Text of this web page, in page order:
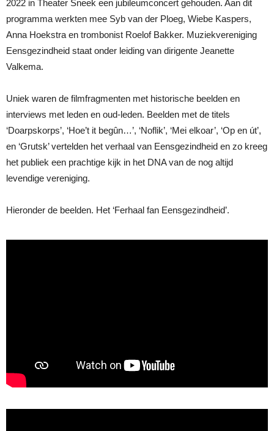
2022 in Theater Sneek een jubileumconcert gehouden. Aan dit
programma werkten mee Syb van der Ploeg, Wiebe Kaspers,
Anna Hoekstra en trombonist Roelof Bakker. Muziekvereniging
Eensgezindheid staat onder leiding van dirigente Jeanette
Valkema.
Uniek waren de filmfragmenten met historische beelden en
interviews met leden en oud-leden. Beelden met de titels
‘Doarpskorps’, ‘Hoe’t it begûn…’, ‘Noflik’, ‘Mei elkoar’, ‘Op en út’,
en ‘Grutsk’ vertelden het verhaal van Eensgezindheid en zo kreeg
het publiek een prachtige kijk in het DNA van de nog altijd
levendige vereniging.
Hieronder de beelden. Het ‘Ferhaal fan Eensgezindheid’.